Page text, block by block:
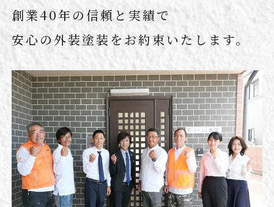
創業40年の信頼と実績で
安心の外装塗装をお約束いたします。